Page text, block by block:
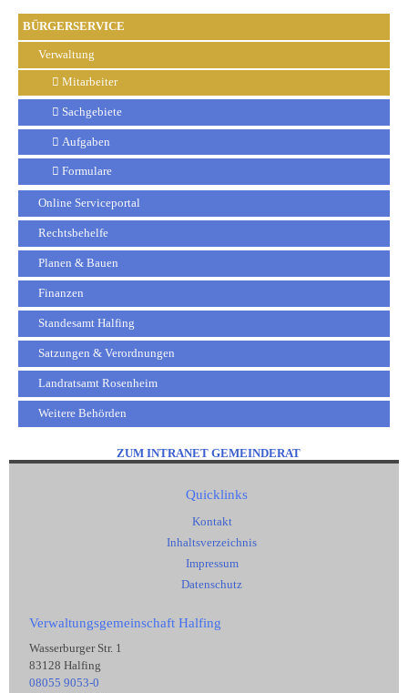
BÜRGERSERVICE
Verwaltung
Mitarbeiter
Sachgebiete
Aufgaben
Formulare
Online Serviceportal
Rechtsbehelfe
Planen & Bauen
Finanzen
Standesamt Halfing
Satzungen & Verordnungen
Landratsamt Rosenheim
Weitere Behörden
ZUM INTRANET GEMEINDERAT
Quicklinks
Kontakt
Inhaltsverzeichnis
Impressum
Datenschutz
Verwaltungsgemeinschaft Halfing
Wasserburger Str. 1
83128 Halfing
08055 9053-0